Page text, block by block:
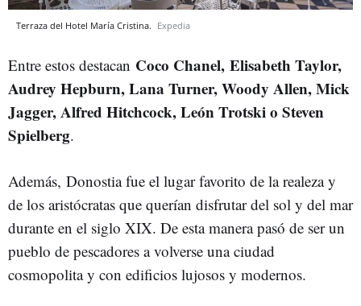
Terraza del Hotel María Cristina. Expedia
Entre estos destacan Coco Chanel, Elisabeth Taylor,
Audrey Hepburn, Lana Turner, Woody Allen, Mick
Jagger, Alfred Hitchcock, León Trotski o Steven
Spielberg.
Además, Donostia fue el lugar favorito de la realeza y
de los aristócratas que querían disfrutar del sol y del mar
durante en el siglo XIX. De esta manera pasó de ser un
pueblo de pescadores a volverse una ciudad
cosmopolita y con edificios lujosos y modernos.